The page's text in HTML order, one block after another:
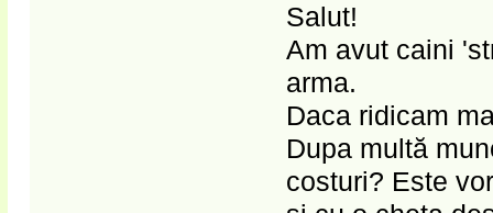
Salut!
Am avut caini
arma.
Daca ridicam
Dupa multă
costuri? Este